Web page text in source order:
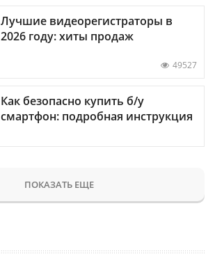
Лучшие видеорегистраторы в
2026 году: хиты продаж
49527
Как безопасно купить б/у
смартфон: подробная инструкция
ПОКАЗАТЬ ЕЩЕ